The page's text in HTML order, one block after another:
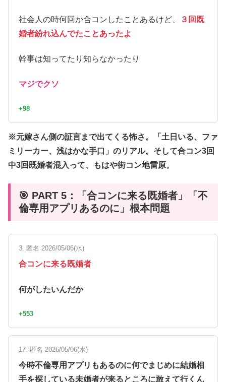
社会人の時何回か合コンしたことあるけど、
３回既
婚者紛れ込んでたことあったよ
幹事は知ってたり知らなかったり
マジでクソ
+98
※元嫁さん側の証言まで出てくる怖さ。「土日いる、ファ
ミリーカー、浅はかな手口」のリアル。そして合コン3回
中3回既婚者混入って、もはや街コン地雷原。
🎯 PART 5：「合コンに来る既婚者」「不
倫専用アプリあるのに」根本問題
3. 匿名 2026/05/06(水)
合コンに来る既婚者
何がしたいんだか
+553
17. 匿名 2026/05/06(水)
今時不倫専用アプリもあるのに何でまじめに結婚相
手を探している未婚者が来るところに敢えて行くん